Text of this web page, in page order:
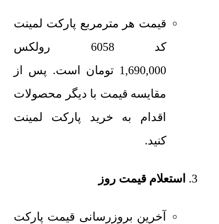
قیمت هر مترمربع پارکت لمینت
کد 6058 رولکس
1,690,000 تومان است. پس از
مقایسه قیمت با دیگر محصولات
اقدام به خرید پارکت لمینت
کنید.
استعلام قیمت روز
آخرین بروزرسانی قیمت پارکت